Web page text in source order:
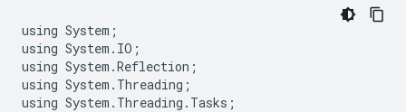
using System ;
using System . IO ;
using System .Reflection ;
using System . Threading ;
using System . Threading . Tasks ;